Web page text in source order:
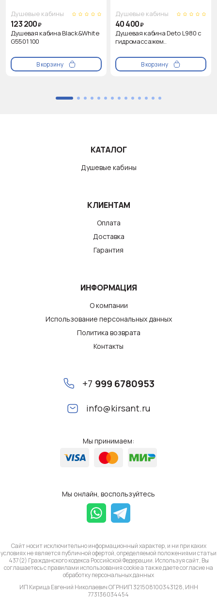
Душевые кабины
123 200₽
Душевая кабина Black&White
G5501 100
В корзину
Душевые кабины
40 400₽
Душевая кабина Deto L980 с
гидромассажем..
В корзину
КАТАЛОГ
Душевые кабины
КЛИЕНТАМ
Оплата
Доставка
Гарантия
ИНФОРМАЦИЯ
О компании
Использование персональных данных
Политика возврата
Контакты
+7 999 6780953
info@kirsant.ru
Мы принимаем:
Мы онлайн, воспользуйтесь
Сайт носит исключительно информационный характер, и ни при каких
условиях не является публичной офертой, определяемой положениями статьи
437(2) Гражданского кодекса Российской Федерации. Используя сайт, Вы
соглашаетесь с правилами использования cookie а также даете согласие на
обработкуперсональных данных
ИП Кирица Евгений Николаевич ОГРНИП 321508100343128, ИНН
773136034454